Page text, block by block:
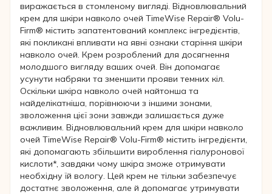
виражається в стомленому вигляді. Відновлювальний
крем для шкіри навколо очей TimeWise Repair® Volu-
Firm® містить запатентований комплекс інгредієнтів,
які покликані впливати на явні ознаки старіння шкіри
навколо очей. Крем розроблений для досягнення
молодшого вигляду ваших очей. Він допомагає
усунути набряки та зменшити прояви темних кіл.
Оскільки шкіра навколо очей найтонша та
найделікатніша, порівнюючи з іншими зонами,
зволоження цієї зони завжди залишається дуже
важливим. Відновлювальний крем для шкіри навколо
очей TimeWise Repair® Volu-Firm® містить інгредієнти,
які допомагають збільшити вироблення гіалуронової
кислоти*, завдяки чому шкіра зможе отримувати
необхідну їй вологу. Цей крем не тільки забезпечує
достатнє зволоження, але й допомагає утримувати